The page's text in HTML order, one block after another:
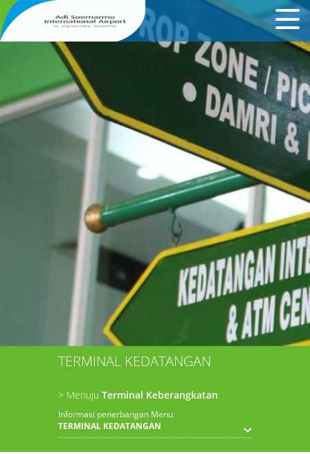
TERMINAL KEDATANGAN
> Menuju Terminal Keberangkatan
Informasi penerbangan Menu
TERMINAL KEDATANGAN